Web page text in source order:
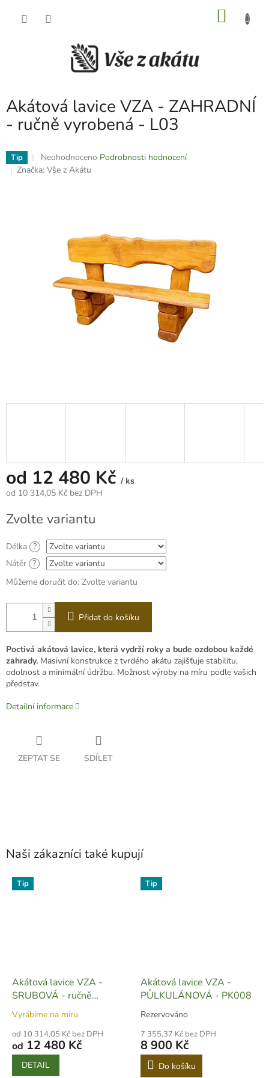
Akátová lavice VZA - ZAHRADNÍ
- ručně vyrobená - L03
Tip
Průměrné
hodnocení
hvězdiček.
Neohodnoceno Podrobnosti hodnocení
Značka: Vše z Akátu
od 12 480 Kč / ks
od 10 314,05 Kč bez DPH
cena:
Zvolte variantu
Délka ?
Nátěr ?
Můžeme doručit do: Zvolte variantu
Přidat do košíku
Poctivá akátová lavice, která vydrží roky a bude ozdobou každé
zahrady. Masivní konstrukce z tvrdého akátu zajišťuje stabilitu,
odolnost a minimální údržbu. Možnost výroby na míru podle vašich
představ.
Detailní informace
ZEPTAT SE SDÍLET
Naši zákazníci také kupují
Tip
Akátová lavice VZA -
SRUBOVÁ - ručně
vyrobená - L02
Vyrábíme na míru
od 10 314,05 Kč bez DPH
od 12 480 Kč
DETAIL
Tip
Akátová lavice VZA -
PŮLKULÁNOVÁ - PK008
Rezervováno
7 355,37 Kč bez DPH
8 900 Kč
Do košíku